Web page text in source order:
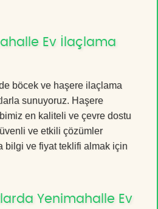
Ev İlaçlama
böcek ve haşere ilaçlama
sunuyoruz. Haşere
en kaliteli ve çevre dostu
ve etkili çözümler
bilgi ve fiyat teklifi almak için
Yenimahalle Ev